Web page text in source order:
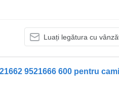
Luați legătura cu